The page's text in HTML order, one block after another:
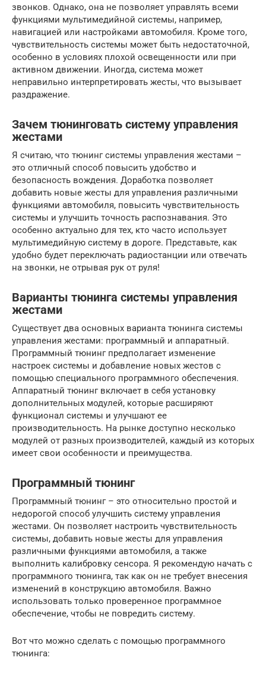
звонков. Однако, она не позволяет управлять всеми
функциями мультимедийной системы, например,
навигацией или настройками автомобиля. Кроме того,
чувствительность системы может быть недостаточной,
особенно в условиях плохой освещенности или при
активном движении. Иногда, система может
неправильно интерпретировать жесты, что вызывает
раздражение.
Зачем тюнинговать систему управления
жестами
Я считаю, что тюнинг системы управления жестами –
это отличный способ повысить удобство и
безопасность вождения. Доработка позволяет
добавить новые жесты для управления различными
функциями автомобиля, повысить чувствительность
системы и улучшить точность распознавания. Это
особенно актуально для тех, кто часто использует
мультимедийную систему в дороге. Представьте, как
удобно будет переключать радиостанции или отвечать
на звонки, не отрывая рук от руля!
Варианты тюнинга системы управления
жестами
Существует два основных варианта тюнинга системы
управления жестами: программный и аппаратный.
Программный тюнинг предполагает изменение
настроек системы и добавление новых жестов с
помощью специального программного обеспечения.
Аппаратный тюнинг включает в себя установку
дополнительных модулей, которые расширяют
функционал системы и улучшают ее
производительность. На рынке доступно несколько
модулей от разных производителей, каждый из которых
имеет свои особенности и преимущества.
Программный тюнинг
Программный тюнинг – это относительно простой и
недорогой способ улучшить систему управления
жестами. Он позволяет настроить чувствительность
системы, добавить новые жесты для управления
различными функциями автомобиля, а также
выполнить калибровку сенсора. Я рекомендую начать с
программного тюнинга, так как он не требует внесения
изменений в конструкцию автомобиля. Важно
использовать только проверенное программное
обеспечение, чтобы не повредить систему.
Вот что можно сделать с помощью программного
тюнинга: